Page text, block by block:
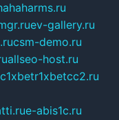
ev-gallery.ru
csm-demo.ru
allseo-host.ru
e-abis1c.ru